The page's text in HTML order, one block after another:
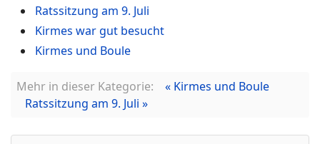
Ratssitzung am 9. Juli
Kirmes war gut besucht
Kirmes und Boule
Mehr in dieser Kategorie:
« Kirmes und Boule
Ratssitzung am 9. Juli »